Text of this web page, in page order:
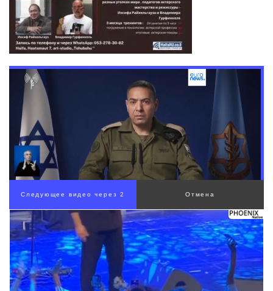
Следующее видео через 1 Отмена